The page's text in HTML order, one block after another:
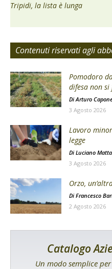
Tripidi, la lista è lunga
Contenuti riservati agli
Pomodoro
difesa non
DiArturo
3 Agosto 2026
Lavoro
legge
Di Luciano
3 Agosto 2026
Orzo,
Di Francesco
2 Agosto 2026
Catalogo
Un modo semplice